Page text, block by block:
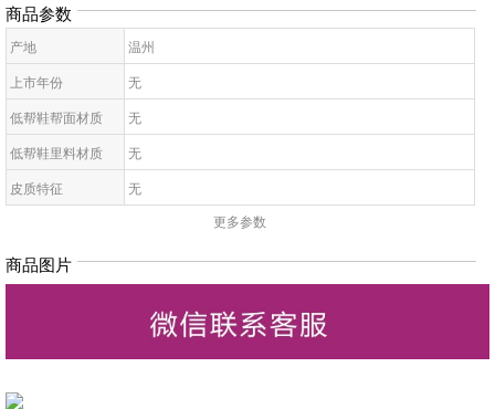
商品参数
产地
温州
上市年份
无
低帮鞋帮面材质
无
低帮鞋里料材质
无
皮质特征
无
低帮鞋开口深度
无
低帮鞋跟款式
无
低帮鞋闭合方式
更多参数
商品图片